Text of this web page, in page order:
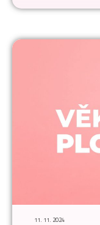
11. 11. 2024